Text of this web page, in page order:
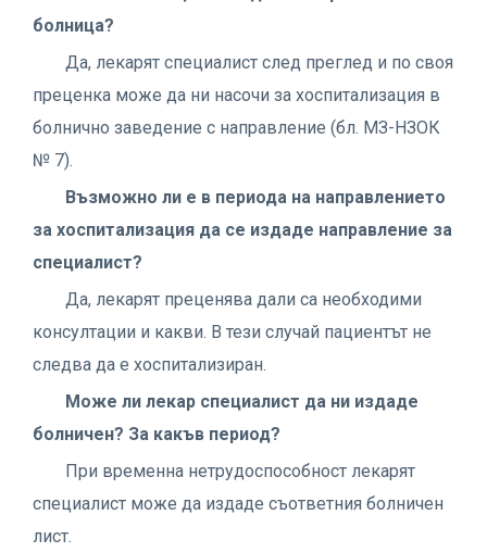
болница?
Да, лекарят специалист след преглед и по своя
преценка може да ни насочи за хоспитализация в
болнично заведение с направление (бл. МЗ-НЗОК
№ 7).
Възможно ли е в периода на направлението
за хоспитализация да се издаде направление за
специалист?
Да, лекарят преценява дали са необходими
консултации и какви. В тези случай пациентът не
следва да е хоспитализиран.
Може ли лекар специалист да ни издаде
болничен? За какъв период?
При временна нетрудоспособност лекарят
специалист може да издаде съответния болничен
лист.